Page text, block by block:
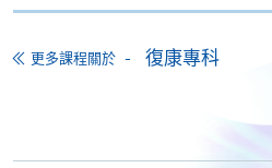
月免息分期付款優惠，必須親
如欲了解如何於網上報讀新課
申請/報讀指南 :
更多課程關於 復康專科